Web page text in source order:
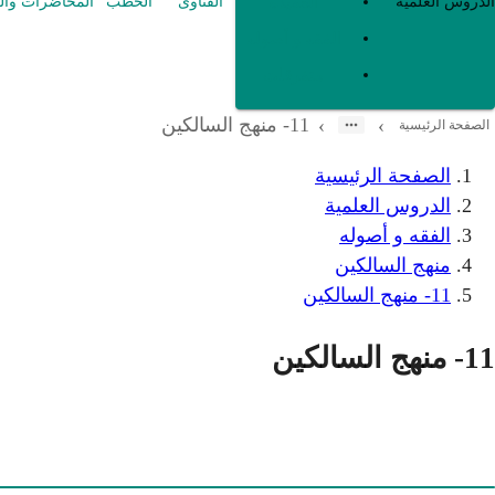
الصفحة الرئيسية ›
› 11- منهج السالكين
الصفحة الرئيسية
الدروس العلمية
الفقه و أصوله
منهج السالكين
11- منهج السالكين
11- منهج السالكين